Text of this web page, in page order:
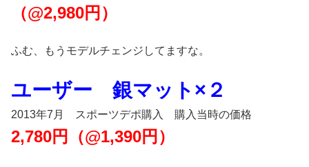
（@2,980円）
ふむ、もうモデルチェンジしてますな。
ユーザー 銀マット×２
2013年7月 スポーツデポ購入 購入当時の価格
2,780円（@1,390円）